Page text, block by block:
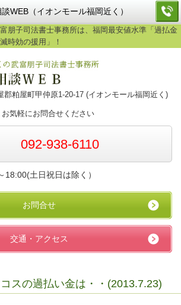
WEB（イオンモール福岡近く）
朋子司法書士事務所は、福岡最安値水準「過払金
時効の援用」！
郡粕屋町甲仲原1-20-17 (イオンモール福岡近く)
お気軽にお問合せください
092-938-6110
18:00(土日祝日は除く）
お問合せ
交通・アクセス
スの過払い金は・・(2013.7.23)